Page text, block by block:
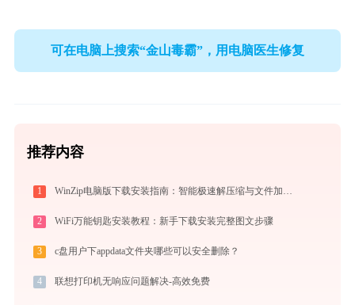
可在电脑上搜索“金山毒霸”，用电脑医生修复
推荐内容
1 WinZip电脑版下载安装指南：智能极速解压缩与文件加密安全管控专家
2 WiFi万能钥匙安装教程：新手下载安装完整图文步骤
3 c盘用户下appdata文件夹哪些可以安全删除？
4 联想打印机无响应问题解决-高效免费